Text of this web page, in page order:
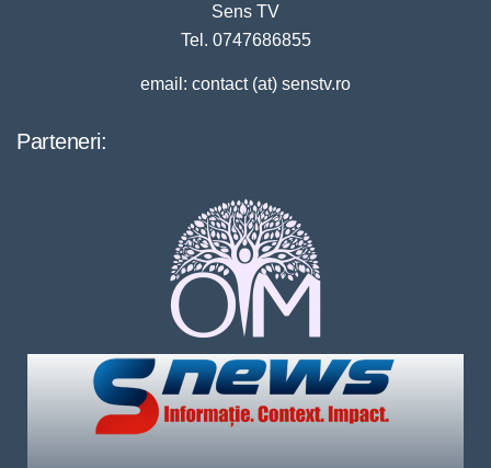
Sens TV
Tel. 0747686855
email: contact (at) senstv.ro
Parteneri: